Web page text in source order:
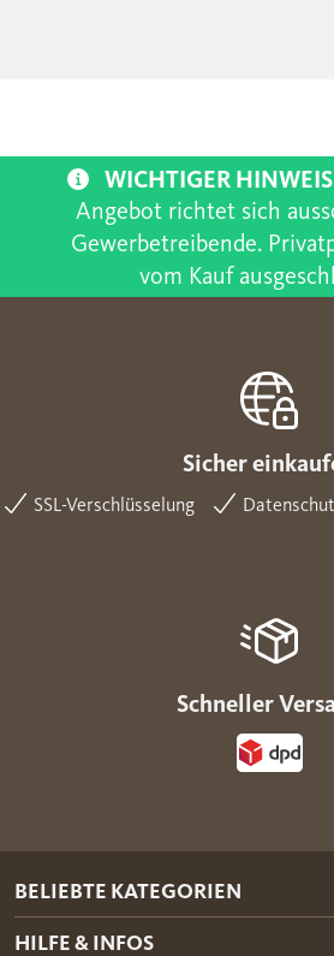
WICHTIGER
Angebot richtet sich
Gewerbetreibende.
vom Kauf
Sicher
SSL-Verschlüsselung
Schneller
BELIEBTE KATEGORIEN
HILFE & INFOS